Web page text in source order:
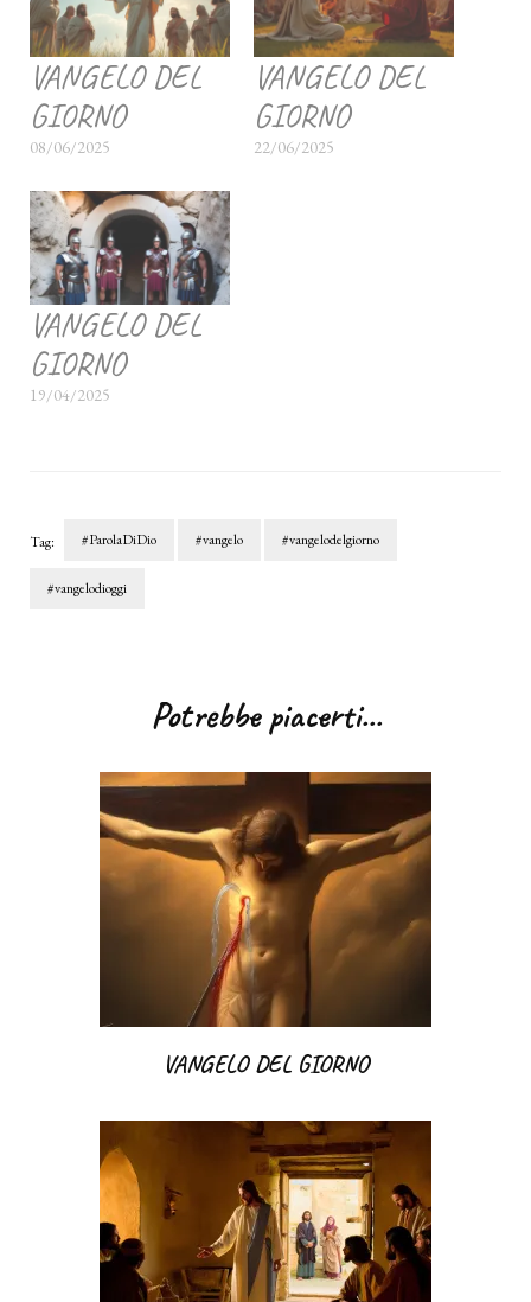
VANGELO DEL
GIORNO
08/06/2025
VANGELO DEL
GIORNO
22/06/2025
VANGELO DEL
GIORNO
19/04/2025
Tag: #ParolaDiDio #vangelo #vangelodelgiorno
#vangelodioggi
articoliPotrebbe piacerti...
VANGELO DEL GIORNO